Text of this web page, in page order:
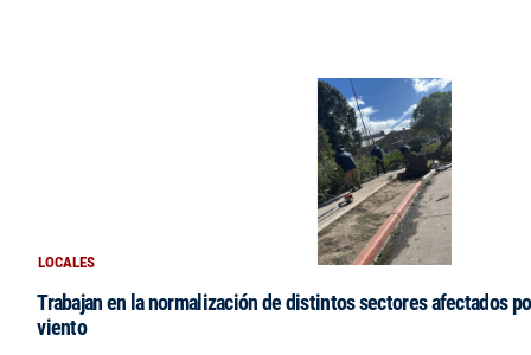
LOCALES
Trabajan en la normalización de distintos sectores afectados
viento